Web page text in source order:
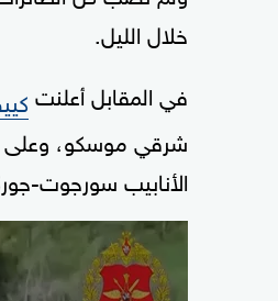
خلال الليل.
في المقابل أعلنت
الأنابيب سورجوت-